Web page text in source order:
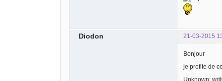
Diodon 21-03-2015
Bonjour
je profite de